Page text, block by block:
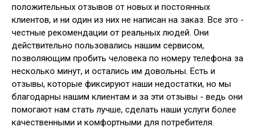
положительных отзывов от новых и постоянных
клиентов, и ни один из них не написан на заказ. Все это -
честные рекомендации от реальных людей. Они
действительно пользовались нашим сервисом,
позволяющим пробить человека по номеру телефона за
несколько минут, и остались им довольны. Есть и
отзывы, которые фиксируют наши недостатки, но мы
благодарны нашим клиентам и за эти отзывы - ведь они
помогают нам стать лучше, сделать наши услуги более
качественными и комфортными для потребителя.